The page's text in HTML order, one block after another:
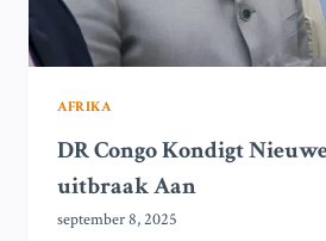
AFRIKA
DR Congo Kondigt
uitbraak Aan
september 8, 2025